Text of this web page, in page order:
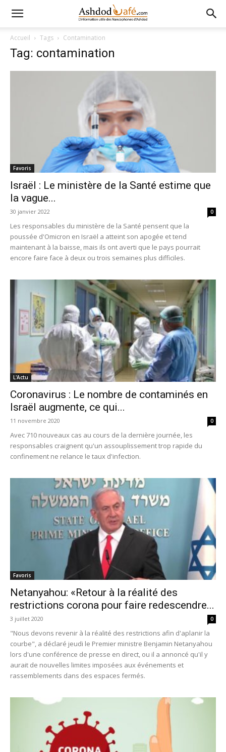
Accueil Tags Contamination
Tag: contamination
Favoris
Israël : Le ministère de la Santé estime que
la vague...
30 janvier 2022 0
Les responsables du ministère de la Santé pensent que la
poussée d'Omicron en Israël a atteint son apogée et tend
maintenant à la baisse, mais ils ont averti que le pays pourrait
encore faire face à deux ou trois semaines plus difficiles.
L'Actu
Coronavirus : Le nombre de contaminés en
Israël augmente, ce qui...
11 novembre 2020 0
Avec 710 nouveaux cas au cours de la dernière journée, les
responsables craignent qu'un assouplissement trop rapide du
confinement ne relance le taux d'infection.
Favoris
Netanyahou: «Retour à la réalité des
restrictions corona pour faire redescendre...
3 juillet 2020 0
"Nous devons revenir à la réalité des restrictions afin d'aplanir la
courbe", a déclaré jeudi le Premier ministre Benjamin Netanyahou
lors d'une conférence de presse en direct, ou il a annoncé qu'il y
aurait de nouvelles limites imposées aux événements et
rassemblements dans des espaces fermés.